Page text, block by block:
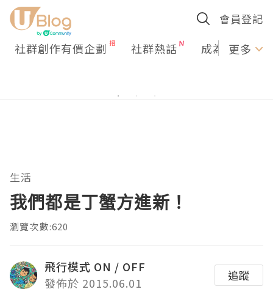
會員登記
社群創作有價企劃 社群熱話 成為U更多
生活
我們都是丁蟹方進新！
瀏覽次數:620
飛行模式 ON / OFF
發佈於 2015.06.01
追蹤